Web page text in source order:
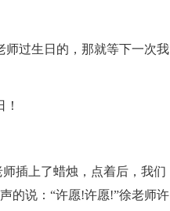
师过生日的，那就等下一次我
插上了蜡烛，点着后，我们
的说：“许愿!许愿!”徐老师许